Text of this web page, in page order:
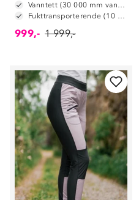
Vanntett (30 000 mm vannsøyle)
Fukttransporterende (10 000 g/m2/24t)
999,- 1 999,-